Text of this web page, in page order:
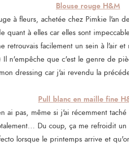
Blouse rouge H&M
à fleurs, achetée chez Pimkie l'an
quant à elles car elles sont
retrouvais facilement un sein à l'air
Il n'empêche que c'est le genre de
mon dressing car j'ai revendu la
Pull blanc en maille fine
ai pas, même si j'ai récemment
Du coup, ça me refroidit
lorsque le printemps arrive et